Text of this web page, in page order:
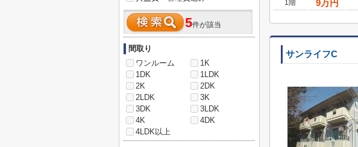
1階
9万円
サンライフC
5件が該当
間取り
ワンルーム
1K
1DK
1LDK
2K
2DK
2LDK
3K
3DK
3LDK
4K
4DK
4LDK以上